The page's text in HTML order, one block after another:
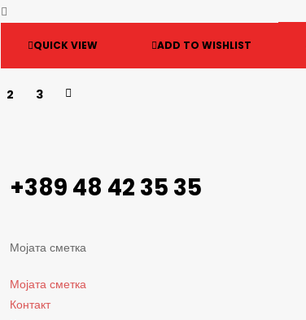
QUICK VIEW ADD TO WISHLIST
2 3
+389 48 42 35 35
Мојата сметка
Мојата сметка
Контакт